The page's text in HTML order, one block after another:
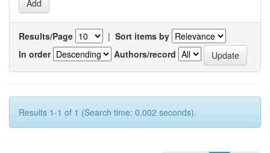
Results/Page | Sort items by
In order
Authors/record
Results 1-1 of 1 (Search time: 0.002 seconds).